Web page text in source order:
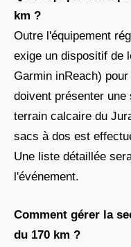
km ?
Outre l'équipement
exige un dispositif de
Garmin inReach)
doivent présenter
terrain calcaire du
sacs à dos est
Une liste détaillée
l'événement.
Comment gérer la
du 170 km ?